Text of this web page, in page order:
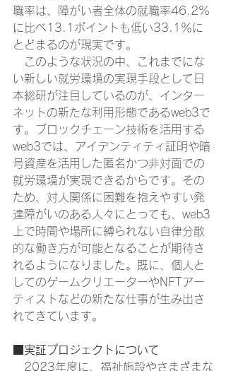
職率は、障がい者全体の就職率46.2%
に比べ13.1ポイントも低い33.1％に
とどまるのが現実です。
このような状況の中、これまでにな
い新しい就労環境の実現手段として日
本総研が注目しているのが、インター
ネットの新たな利用形態であるweb3で
す。ブロックチェーン技術を活用する
web3では、アイデンティティ証明や暗
号資産を活用した匿名かつ非対面での
就労環境が実現できるからです。その
ため、対人関係に困難を抱えやすい発
達障がいのある人々にとっても、web3
上で時間や場所に縛られない自律分散
的な働き方が可能となることが期待さ
れるようになりました。既に、個人と
してのゲームクリエーターやNFTアー
ティストなどの新たな仕事が生み出さ
れてきています。
■実証プロジェクトについて
2023年度に、福祉施設やさまざまな